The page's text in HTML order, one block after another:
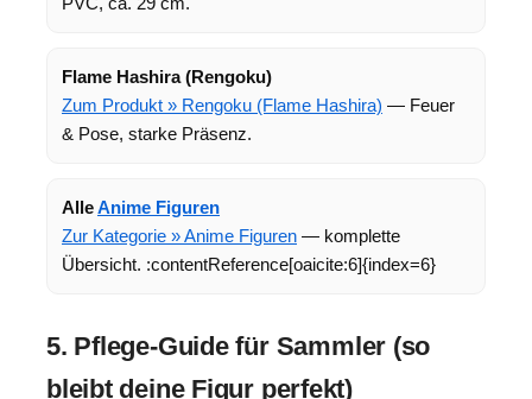
Flame Hashira (Rengoku)
Zum Produkt » Rengoku (Flame Hashira) — Feuer
& Pose, starke Präsenz.
AlleAnime Figuren
Zur Kategorie » Anime Figuren — komplette
Übersicht. :contentReference[oaicite:6]{index=6}
5. Pflege-Guide für Sammler (so
bleibt deine Figur perfekt)